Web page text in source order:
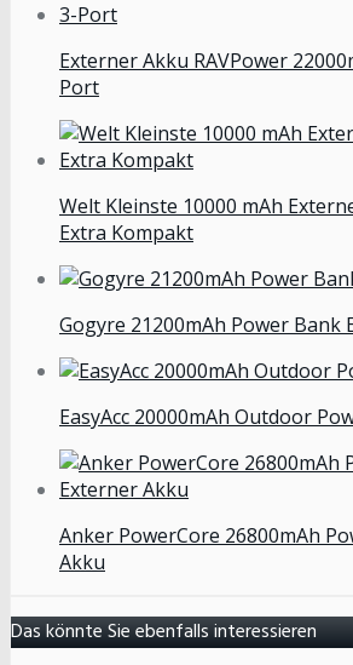
Externer Akku RAVPower
Port
Welt Kleinste 10000 mAh
Extra Kompakt
Gogyre 21200mAh Power Bank
EasyAcc 20000mAh Outdoor
Anker PowerCore 26800mAh
Akku
Das könnte Sie ebenfalls interessieren